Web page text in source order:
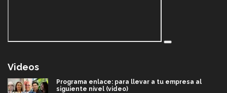
Videos
Programa enlace: para llevar a tu empresa al
siguiente nivel (video)